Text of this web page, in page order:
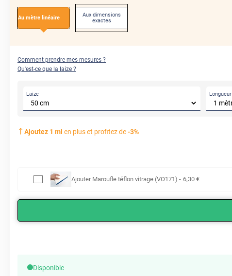
Au mètre linéaire
Aux dimensions
exactes
Comment prendre mes mesures ?
Qu'est-ce que la laize ?
Laize Longueur
Ajoutez 1 ml en plus et profitez de-3%
Ajouter Maroufle téflon vitrage (VO171) - 6,30 €
Disponible